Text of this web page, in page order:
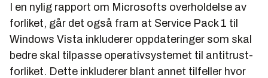
I en nylig rapport om Microsofts overholdelse av
forliket, går det også fram at Service Pack 1 til
Windows Vista inkluderer oppdateringer som skal
bedre skal tilpasse operativsystemet til antitrust-
forliket. Dette inkluderer blant annet tilfeller hvor